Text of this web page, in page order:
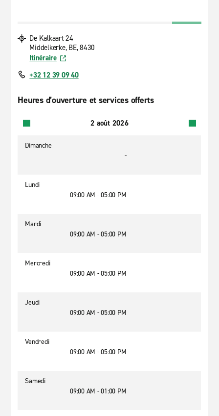
De Kalkaart 24
Middelkerke, BE, 8430
Itinéraire
+32 12 39 09 40
Heures d’ouverture et services offerts
2 août 2026
Dimanche
-
Lundi
09:00 AM - 05:00 PM
Mardi
09:00 AM - 05:00 PM
Mercredi
09:00 AM - 05:00 PM
Jeudi
09:00 AM - 05:00 PM
Vendredi
09:00 AM - 05:00 PM
Samedi
09:00 AM - 01:00 PM